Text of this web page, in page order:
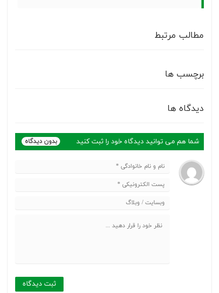
مطالب مرتبط
برچسب ها
دیدگاه ها
شما هم می توانید دیدگاه خود را ثبت کنید